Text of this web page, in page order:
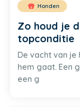
Honden
Zo houd je
topconditie
De vacht van
hem gaat. Een
een g